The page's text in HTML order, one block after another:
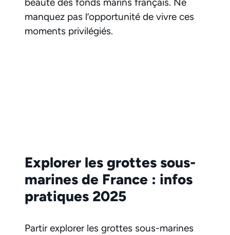
manquez pas l’opportunité de vivre ces
moments privilégiés.
Explorer les grottes sous-
marines de France : infos
pratiques 2025
Partir explorer les grottes sous-marines